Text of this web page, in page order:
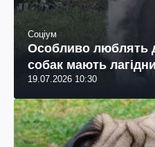
Соціум
Особливо люблять
собак мають
19.07.2026 10:30